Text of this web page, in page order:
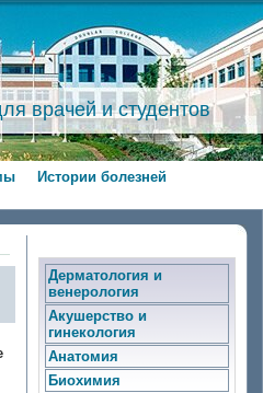
врачей и студентов
Истории болезней
Дерматология и
венерология
Акушерство и
гинекология
Анатомия
Биохимия